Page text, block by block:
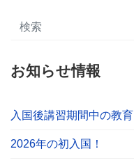
お知らせ情報
入国後講習期間中の教育
2026年の初入国！